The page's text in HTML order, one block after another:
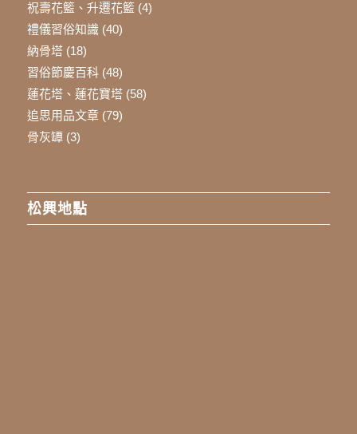
祝壽花籃、升遷花籃(4)
禮儀習俗知識(40)
納骨塔(18)
習俗節慶百科(48)
蓮花塔、蓮花寶塔(58)
追思用品文章(79)
骨灰罈(3)
松興地點